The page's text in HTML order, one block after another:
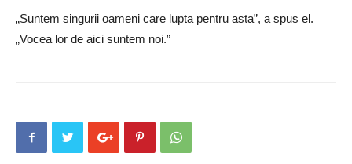
„Suntem singurii oameni care lupta pentru asta”, a spus el.
„Vocea lor de aici suntem noi.”